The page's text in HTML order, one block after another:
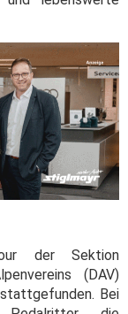
der Sektion
(DAV)
Bei